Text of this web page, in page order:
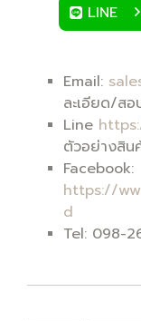
LINE
Email:
ละเอียด/ส
Line
ตัวอย่างสิน
Facebook:
https://
d
Tel: 098-